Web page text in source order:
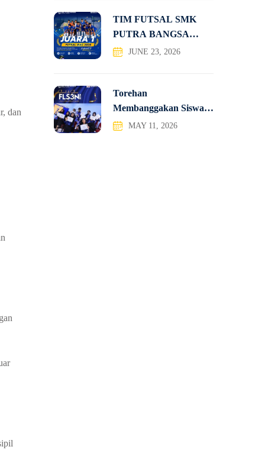
dan
TIM FUTSAL SMK
PUTRA BANGSA
JUARA 1
JUNE 23, 2026
Torehan
Membanggakan Siswa-
Siswi SMK Putra
MAY 11, 2026